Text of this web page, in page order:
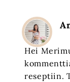
Hei
reseptiin.